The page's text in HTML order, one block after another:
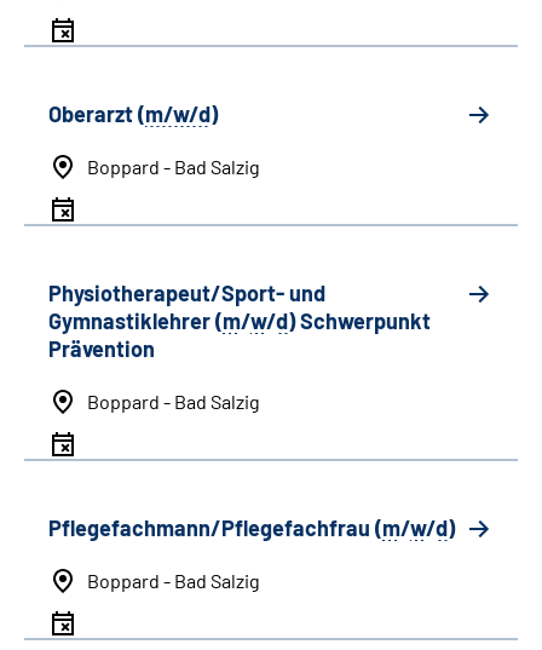
Oberarzt (m/w/d)
Boppard - Bad Salzig
Physiotherapeut/Sport- und
Gymnastiklehrer (m/w/d) Schwerpunkt
Prävention
Boppard - Bad Salzig
Pflegefachmann/Pflegefachfrau (m/w/d)
Boppard - Bad Salzig